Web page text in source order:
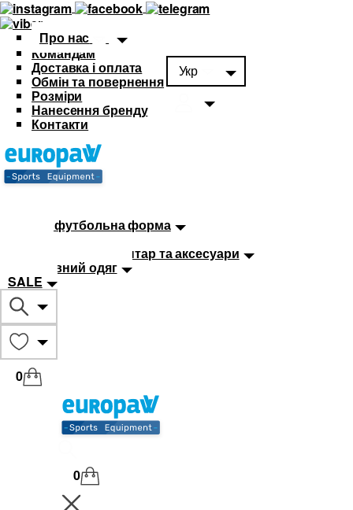
Про нас
Командам
Доставка і оплата
Обмін та повернення
Розміри
Нанесення бренду
Контакти
Укр
Дитяча футбольна форма
Тренувальний інвентар та аксесуари
Спортивний одяг
SALE
0
0